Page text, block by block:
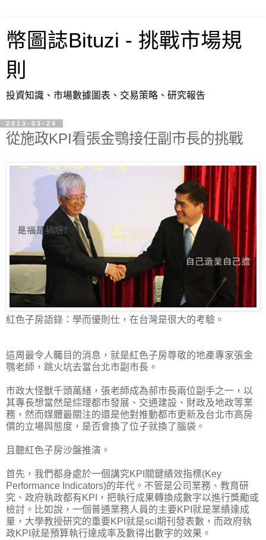
幣圖誌Bituzi - 挑戰市場規
則
投資知識、市場數據圖表、交易策略、研究報告
2013-03-24
從施政KPI看張金鶚接任副市長的挑戰
紅色子房語錄：學而優則仕，在台灣是很大的考驗。
這周最令人矚目的消息，就是紅色子房尊敬的地產專家張金
鶚老師，跳火坑去當台北市副市長。
市政大怪獸千頭萬緒，張老師成為郝市長兩位副手之一，以
其專長想當然是綜理都市發展、交通建設、財政及地政等業
務，然而媒體最關注的還是他對推動都市更新及台北市高房
價的立場與態度，是否會換了位子就換了腦袋。
且聽紅色子房沙盤推演。
首先，我們都身處於一個講究KPI關鍵績效指標(Key
Performance Indicators)的年代。不管是公司業務、教育研
究、政府執政都有KPI，把執行成果轉換成數字以進行獎勵或
檢討。比如說，一個普通業務人員的主要KPI就是業績達成
量，大學教授研究的重要KPI就是sci期刊發表數，而政府執
政KPI就是預算執行達成率及數得出數字的效果。